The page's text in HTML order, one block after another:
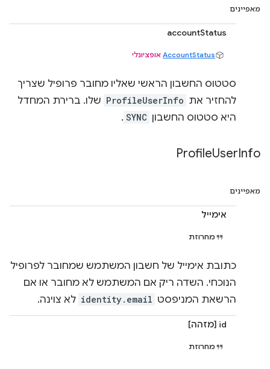
מאפיינים
accountStatus
AccountStatus אופציונלי
סטטוס החשבון הראשי שאליו מחובר פרופיל שצריך
להחזיר את ProfileUserInfo שלו. ברירת המחדל
היא סטטוס החשבון SYNC
.
ProfileUserInfo
מאפיינים
אימייל
מחרוזת
כתובת אימייל של חשבון המשתמש שמחובר לפרופיל
הנוכחי. השדה ריק אם המשתמש לא מחובר או אם
הרשאת המניפסט identity.email לא צוינה.
id [מזהה]
מחרוזת